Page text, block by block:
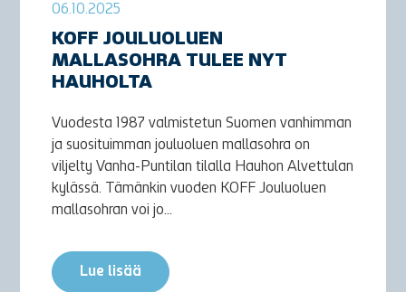
06.10.2025
KOFF JOULUOLUEN
MALLASOHRA TULEE NYT
HAUHOLTA
Vuodesta 1987 valmistetun Suomen vanhimman
ja suosituimman jouluoluen mallasohra on
viljelty Vanha-Puntilan tilalla Hauhon Alvettulan
kylässä. Tämänkin vuoden KOFF Jouluoluen
mallasohran voi jo...
Lue lisää